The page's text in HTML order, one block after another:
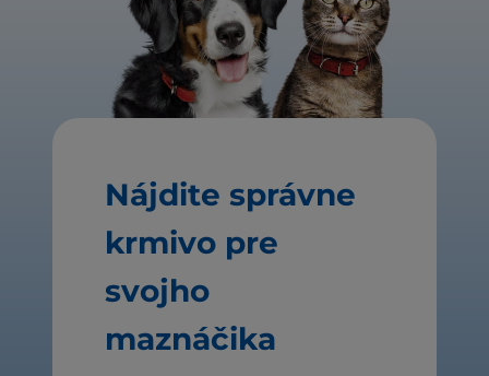
Nájdite správne
krmivo pre
svojho
maznáčika